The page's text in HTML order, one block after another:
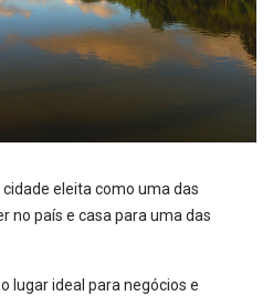
eleita como uma das
no país e casa para uma das
lugar ideal para negócios e